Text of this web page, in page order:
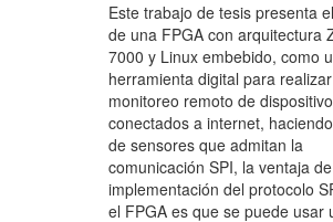
Este trabajo de tesis presenta
de una FPGA con arquitectura
7000 y Linux embebido, como
herramienta digital para realizar
monitoreo remoto de
conectados a internet,
de sensores que admitan la
comunicación SPI, la ventaja
implementación del protocolo
el FPGA es que se puede usar